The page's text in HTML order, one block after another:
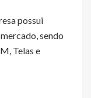
possui
sendo
Telas e